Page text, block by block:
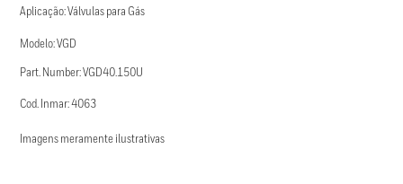
Aplicação: Válvulas para Gás
Modelo: VGD
Part. Number: VGD40.150U
Cod. Inmar: 4063
Imagens meramente ilustrativas